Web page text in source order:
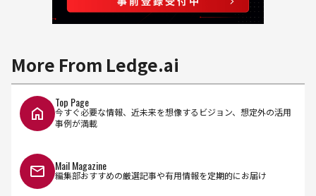
More From Ledge.ai
Top Page
今すぐ必要な情報、近未来を想像するビジョン、想定外の活用
事例が満載
Mail Magazine
編集部おすすめの厳選記事や有用情報を定期的にお届け